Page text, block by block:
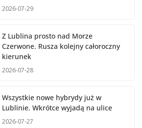
2026-07-29
Z Lublina prosto nad Morze
Czerwone. Rusza kolejny całoroczny
kierunek
2026-07-28
Wszystkie nowe hybrydy już w
Lublinie. Wkrótce wyjadą na ulice
2026-07-27